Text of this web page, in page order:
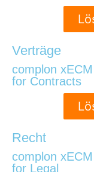
Verträge
complon xECM
for Contracts
Recht
complon xECM
for Legal